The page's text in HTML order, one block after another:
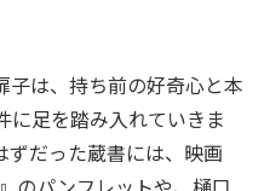
子は、持ち前の好奇心と本
に足を踏み入れていきま
ずだった蔵書には、映画